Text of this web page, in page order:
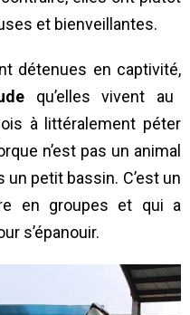
et bienveillantes.
détenues en captivité,
qu’elles vivent au
à littéralement péter
n’est pas un animal
petit bassin. C’est un
en groupes et qui a
s’épanouir.